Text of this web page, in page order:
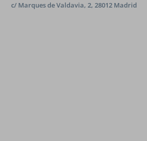
c/ Marques de Valdavia, 2, 28012 Madrid